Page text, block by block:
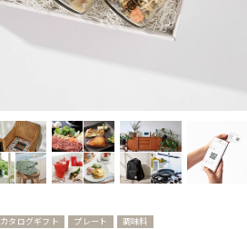
カタログギフト プレート 調味料